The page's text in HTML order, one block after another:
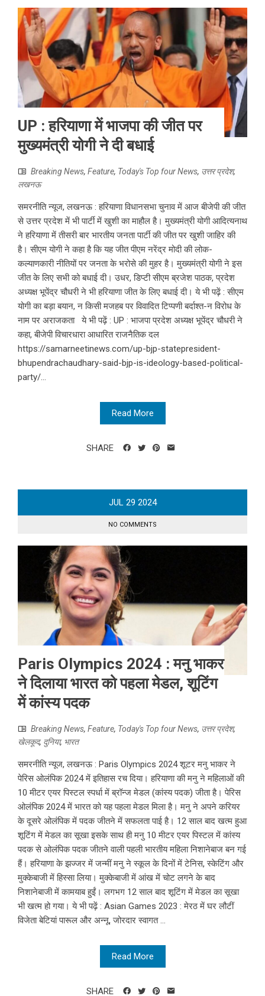
UP : हरियाणा में भाजपा की जीत पर
मुख्यमंत्री योगी ने दी बधाई
Breaking News, Feature, Today's Top four News, उत्तर प्रदेश,
लखनऊ
समरनीति न्यूज, लखनऊ : हरियाणा विधानसभा चुनाव में आज बीजेपी की जीत
से उत्तर प्रदेश में भी पार्टी में खुशी का माहौल है। मुख्यमंत्री योगी आदित्यनाथ
ने हरियाणा में तीसरी बार भारतीय जनता पार्टी की जीत पर खुशी जाहिर की
है। सीएम योगी ने कहा है कि यह जीत पीएम नरेंद्र मोदी की लोक-
कल्याणकारी नीतियों पर जनता के भरोसे की मुहर है। मुख्यमंत्री योगी ने इस
जीत के लिए सभी को बधाई दी। उधर, डिप्टी सीएम ब्रजेश पाठक, प्रदेश
अध्यक्ष भूपेंद्र चौधरी ने भी हरियाणा जीत के लिए बधाई दी। ये भी पढ़ें : सीएम
योगी का बड़ा बयान, न किसी मजहब पर विवादित टिप्पणी बर्दाश्त-न विरोध के
नाम पर अराजकता ये भी पढ़ें : UP : भाजपा प्रदेश अध्यक्ष भूपेंद्र चौधरी ने
कहा, बीजेपी विचारधारा आधारित राजनैतिक दल
https://samarneetinews.com/up-bjp-statepresident-
bhupendrachaudhary-said-bjp-is-ideology-based-political-
party/...
Read More
SHARE
JUL 29 2024
NO COMMENTS
Paris Olympics 2024 : मनु भाकर
ने दिलाया भारत को पहला मेडल, शूटिंग
में कांस्य पदक
Breaking News, Feature, Today's Top four News, उत्तर प्रदेश,
खेलकूद, दुनिया, भारत
समरनीति न्यूज, लखनऊ : Paris Olympics 2024 शूटर मनु भाकर ने
पेरिस ओलंपिक 2024 में इतिहास रच दिया। हरियाणा की मनु ने महिलाओं की
10 मीटर एयर पिस्टल स्पर्धा में ब्रॉन्ज मेडल (कांस्य पदक) जीता है। पेरिस
ओलंपिक 2024 में भारत को यह पहला मेडल मिला है। मनु ने अपने करियर
के दूसरे ओलंपिक में पदक जीतने में सफलता पाई है। 12 साल बाद खत्म हुआ
शूटिंग में मेडल का सूखा इसके साथ ही मनु 10 मीटर एयर पिस्टल में कांस्य
पदक से ओलंपिक पदक जीतने वाली पहली भारतीय महिला निशानेबाज बन गई
हैं। हरियाणा के झज्जर में जन्मीं मनु ने स्कूल के दिनों में टेनिस, स्केटिंग और
मुक्केबाजी में हिस्सा लिया। मुक्केबाजी में आंख में चोट लगने के बाद
निशानेबाजी में कामयाब हुईं। लगभग 12 साल बाद शूटिंग में मेडल का सूखा
भी खत्म हो गया। ये भी पढ़ें : Asian Games 2023 : मेरठ में घर लौटीं
विजेता बेटियां पारूल और अन्नू, जोरदार स्वागत ...
Read More
SHARE